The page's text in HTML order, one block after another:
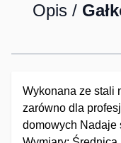
Opis /
Wykonana ze stali
zarówno dla
domowych Nadaje